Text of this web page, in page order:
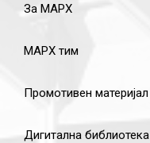
За МАРХ
МАРХ тим
Промотивен материјал
Дигитална библиотека